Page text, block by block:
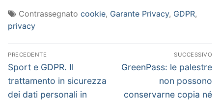
Contrassegnato cookie, Garante Privacy, GDPR,
privacy
Navigazione
articoli
PRECEDENTE
Articolo
precedente:
Sport e GDPR. Il
trattamento in sicurezza
dei dati personali in
SUCCESSIVO
Articolo
successivo:
GreenPass: le palestre
non possono
conservarne copia né